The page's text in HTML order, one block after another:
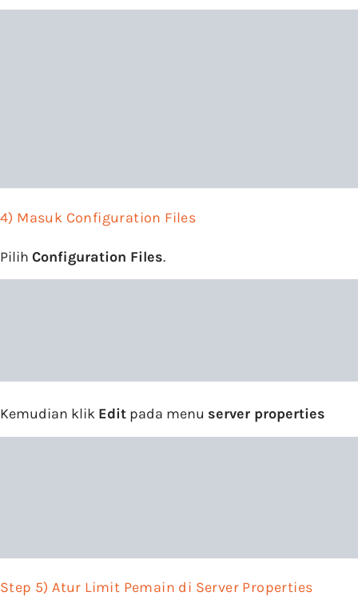
4) Masuk Configuration Files
Pilih Configuration Files.
Kemudian klik Edit pada menu server properties
Step 5) Atur Limit Pemain di Server Properties